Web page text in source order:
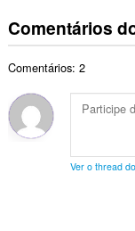
Comentários
Comentários: 2
Ver o thread